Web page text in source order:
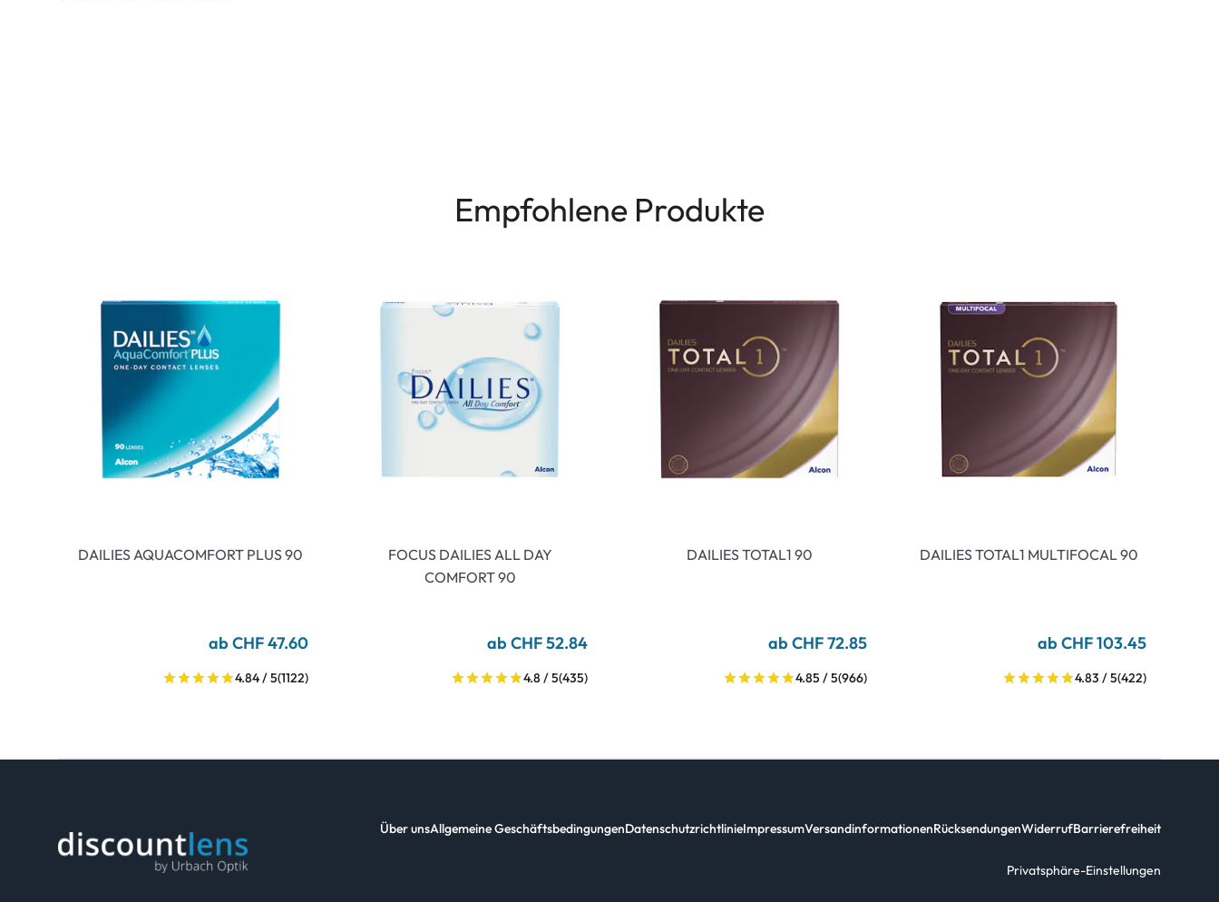
Empfohlene Produkte
DAILIES AQUACOMFORT PLUS 90
ab CHF 47.60
4.84 / 5(1122)
FOCUS DAILIES ALL DAY
COMFORT 90
ab CHF 52.84
4.8 / 5(435)
DAILIES TOTAL1 90
ab CHF 72.85
4.85 / 5(966)
DAILIES TOTAL1 MULTIFOCAL 90
ab CHF 103.45
4.83 / 5(422)
Über unsAllgemeine GeschäftsbedingungenDatenschutzrichtlinieImpressumVersandinformationenRücksendungenWiderrufBarrierefreiheit
Privatsphäre-Einstellungen